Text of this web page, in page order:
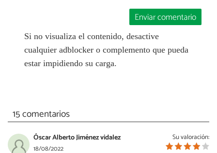
Enviar comentario
Si no visualiza el contenido, desactive
cualquier adblocker o complemento que pueda
estar impidiendo su carga.
15 comentarios
Su valoración:
Óscar Alberto Jiménez vidalez
18/08/2022